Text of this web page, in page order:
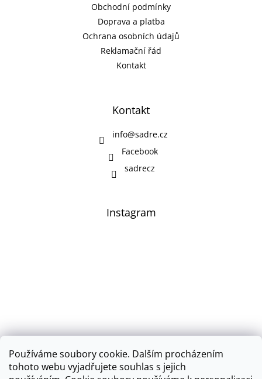
Používáme soubory cookie. Dalším procházením
tohoto webu vyjadřujete souhlas s jejich
k
y
v
ý
p
i
Obchodní podmínky
Doprava a platba
Ochrana osobních údajů
Reklamační řád
Kontakt
Kontakt
info@sadre.cz
Facebook
sadrecz
Instagram
Sledovat na Instagramu